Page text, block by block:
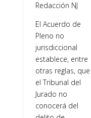
Redacción NJ
El Acuerdo de
Pleno no
jurisdiccional
establece, entre
otras reglas, que
el Tribunal del
Jurado no
conocerá del